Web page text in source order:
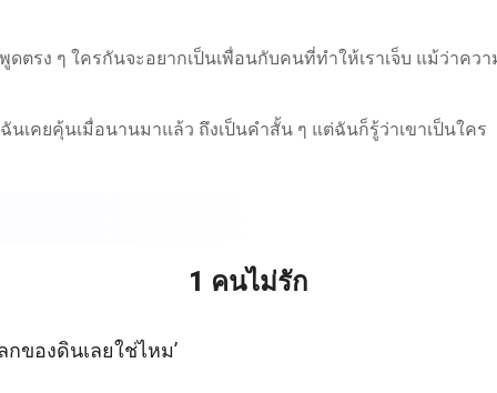
ตรง ๆ ใครกันจะอยากเป็นเพื่อนกับคนที่ทำให้เราเจ็บ แม้ว่าควา
เคยคุ้นเมื่อนานมาแล้ว ถึงเป็นคำสั้น ๆ แต่ฉันก็รู้ว่าเขาเป็นใคร
1 คนไม่รัก
ของดินเลยใช่ไหม’